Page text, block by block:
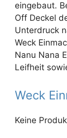
eingebaut.
Off Deckel
Unterdruck
Weck
Nanu Nana
Leifheit
Weck
Keine